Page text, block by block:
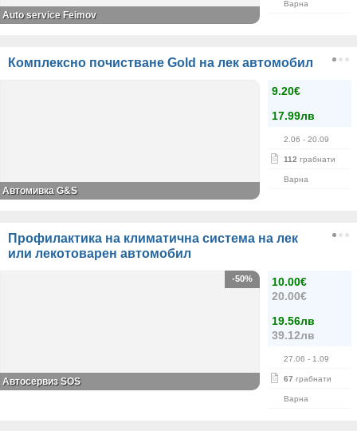
Варна
Auto service Feimov
Комплексно почистване Gold на лек автомобил
9.20€
17.99лв
2.06 - 20.09
112 грабнати
Варна
Автомивка G&S
Профилактика на климатична система на лек
или лекотоварен автомобил
10.00€
20.00€
19.56лв
39.12лв
27.06 - 1.09
67 грабнати
Варна
-50%
Автосервиз SOS